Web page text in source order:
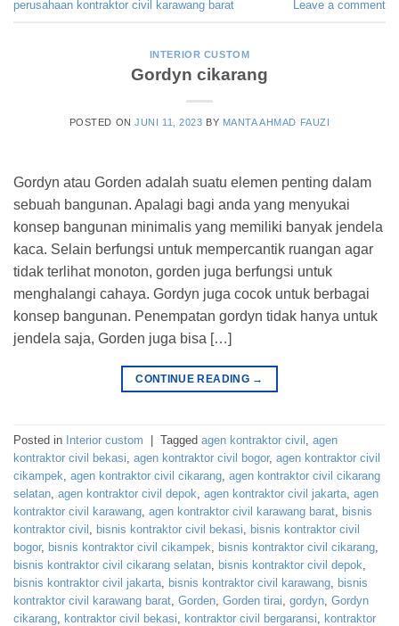
perusahaan kontraktor civil karawang barat Leave a comment
INTERIOR CUSTOM
Gordyn cikarang
POSTED ONJUNI 11, 2023 BY MANTA AHMAD FAUZI
Gordyn atau Gorden adalah suatu elemen penting dalam
sebuah bangunan. Apalagi bagi anda yang menyukai
konsep bangunan minimalis yang memiliki banyak jendela
kaca. Selain berfungsi untuk mempercantik ruangan agar
tidak terlihat monoton, gorden juga berfungsi untuk
menghalangi cahaya. Gordyn juga cocok untuk berbagai
konsep bangunan. Penempatan gordyn tidak hanya untuk
jendela saja, Gorden juga bisa […]
CONTINUE READING →
Posted in Interior custom | Tagged agen kontraktor civil agen
kontraktor civil bekasi agen kontraktor civil bogor, agen kontraktor civil
cikampek agen kontraktor civil cikarang agen kontraktor civil cikarang
selatan agen kontraktor civil depok agen kontraktor civil jakarta agen
kontraktor civil karawang agen kontraktor civil karawang barat bisnis
kontraktor civil
bisnis kontraktor civil bekasi
bisnis kontraktor civil
bogor, bisnis kontraktor civil cikampek bisnis kontraktor civil cikarang
bisnis kontraktor civil cikarang selatan bisnis kontraktor civil depok
bisnis kontraktor civil jakarta bisnis kontraktor civil karawang bisnis
kontraktor civil karawang barat Gorden Gorden tirai gordyn Gordyn
cikarang kontraktor civil bekasi kontraktor civil bergaransi
kontraktor